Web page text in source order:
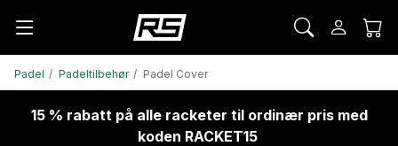
Padel Padeltilbehør Padel Cover
15 % rabatt på alle racketer til ordinær pris med
koden RACKET15